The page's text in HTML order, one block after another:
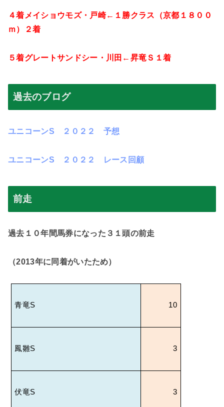
４着メイショウモズ・戸崎←１勝クラス（京都１８００
ｍ）２着
５着グレートサンドシー・川田←昇竜Ｓ１着
過去のブログ
ユニコーンS ２０２２ 予想
ユニコーンS ２０２２ レース回顧
前走
過去１０年間馬券になった３１頭の前走
（2013年に同着がいたため）
青竜S 10
鳳雛S 3
伏竜S 3